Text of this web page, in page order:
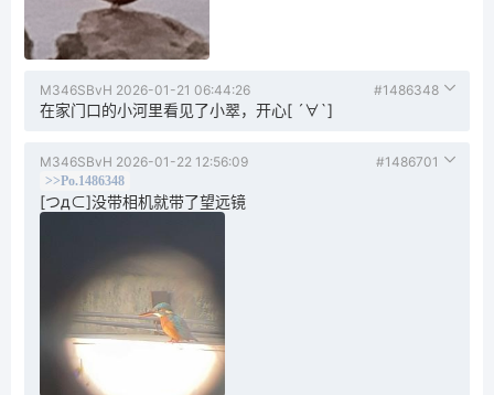
M346SBvH 2026-01-21 06:44:26 #1486348
在家门口的小河里看见了小翠，开心[ ´∀`]
M346SBvH 2026-01-22 12:56:09 #1486701
>>Po.1486348
[つд⊂]没带相机就带了望远镜